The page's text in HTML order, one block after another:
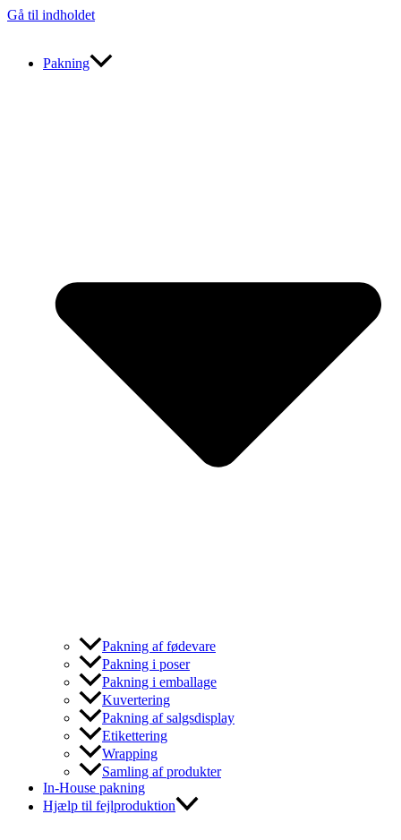
Gå til indholdet
Pakning
Pakning af fødevare
Pakning i poser
Pakning i emballage
Kuvertering
Pakning af salgsdisplay
Etikettering
Wrapping
Samling af produkter
In-House pakning
Hjælp til fejlproduktion